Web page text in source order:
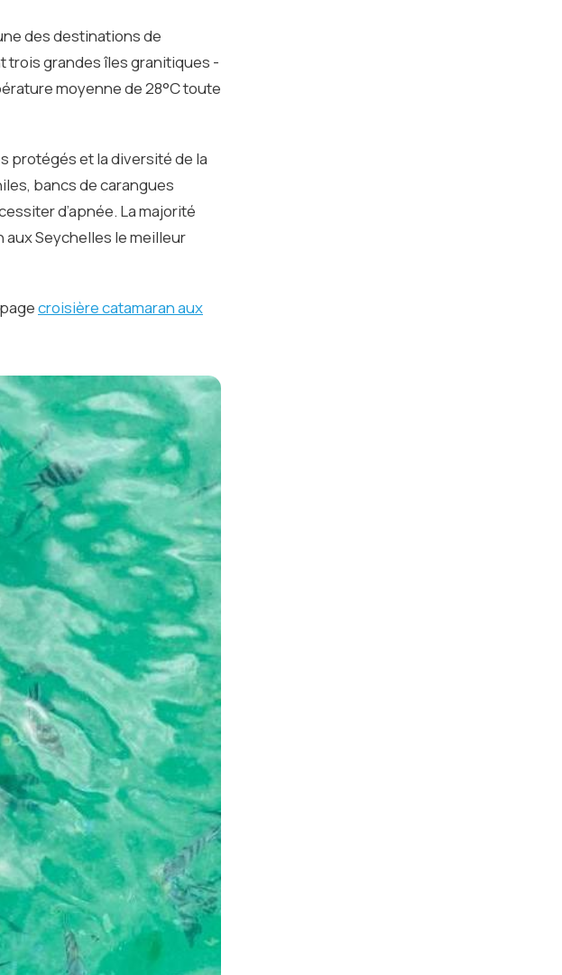
des destinations de
trois grandes îles granitiques -
moyenne de 28°C toute
protégés et la diversité de la
bancs de carangues
d’apnée. La majorité
aux Seychelles le meilleur
croisière catamaran aux